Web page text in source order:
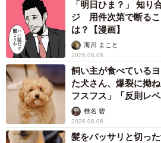
「明日ひま？」 知り
ジ 用件次第で断るこ
は？【漫画】
海川 まこと
2026.08.06
飼い主が食べている
た犬さん、爆裂に拗
フスフス」「反則レベ
椎名 碧
2026.08.06
髪をバッサリと切っ